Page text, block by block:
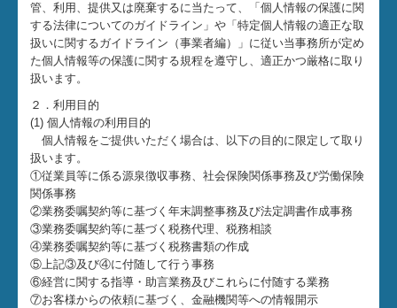
所属税理士紹介
職員紹介
セミナー案内
お問合せ
関連リンク
補助金・助成金・融資情報
経営者お役立ち情報
管、利用、提供又は廃棄するに当たって、「個人情報の保護に関
する法律についてのガイドライン」や「特定個人情報の適正な取
扱いに関するガイドライン（事業者編）」に従い当事務所が定め
た個人情報等の保護に関する規程を遵守し、適正かつ厳格に取り
扱います。
２．利用目的
(1) 個人情報の利用目的
個人情報をご提供いただく場合は、以下の目的に限定して取り
扱います。
①従業員等に係る源泉徴収事務、社会保険関係事務及び労働保険
関係事務
②業務委嘱契約等に基づく年末調整事務及び法定調書作成事務
③業務委嘱契約等に基づく税務代理、税務相談
④業務委嘱契約等に基づく税務書類の作成
⑤上記③及び④に付随して行う事務
⑥経営に関する指導・助言業務及びこれらに付随する業務
⑦お客様からの依頼に基づく、金融機関等への情報開示